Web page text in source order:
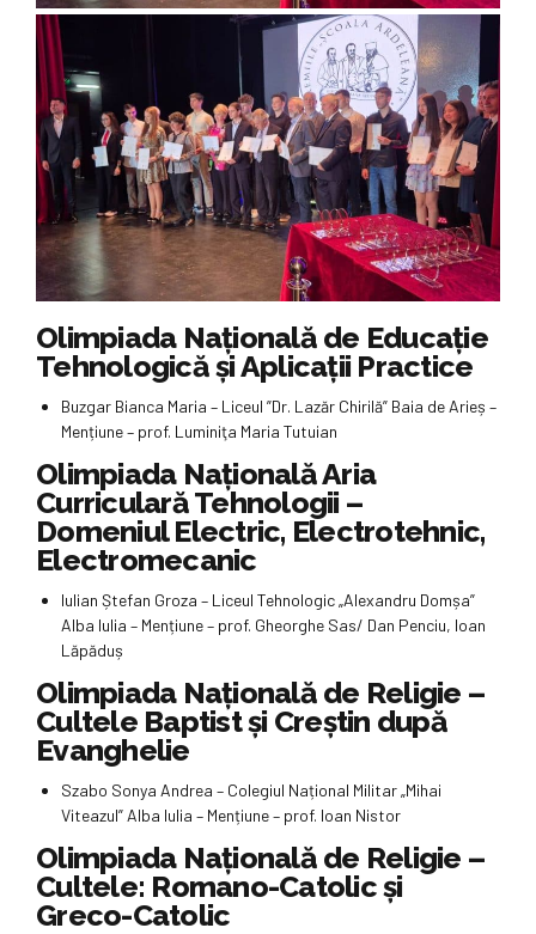
Olimpiada Naţională de Educație
Tehnologică și Aplicații Practice
Buzgar Bianca Maria – Liceul ”Dr. Lazăr Chirilă” Baia de Arieș –
Mențiune – prof. Luminiţa Maria Tutuian
Olimpiada Naţională Aria
Curriculară Tehnologii –
Domeniul Electric, Electrotehnic,
Electromecanic
Iulian Ștefan Groza – Liceul Tehnologic „Alexandru Domșa”
Alba Iulia – Mențiune – prof. Gheorghe Sas/ Dan Penciu, Ioan
Lăpăduș
Olimpiada Naţională de Religie –
Cultele Baptist și Creştin după
Evanghelie
Szabo Sonya Andrea – Colegiul Național Militar „Mihai
Viteazul” Alba Iulia – Mențiune – prof. Ioan Nistor
Olimpiada Naţională de Religie –
Cultele: Romano-Catolic și
Greco-Catolic